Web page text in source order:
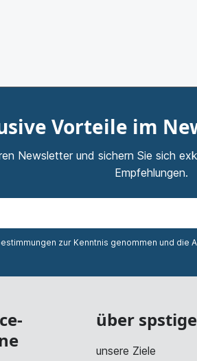
Vorteile im
Newsletter und sichern Sie sich
Empfehlungen.
zur Kenntnis genommen und die
über
unsere Ziele